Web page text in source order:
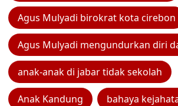
Agus Mulyadi birokrat kota cirebon
Agus Mulyadi mengundurkan diri
anak-anak di jabar tidak sekolah
Anak Kandung bahaya